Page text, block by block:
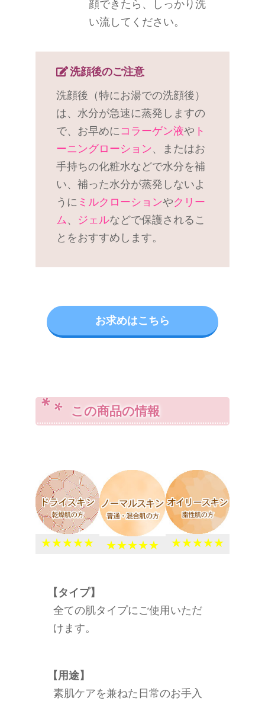
顔できたら、しっかり洗
い流してください。
洗顔後のご注意
洗顔後（特にお湯での洗顔後）
は、水分が急速に蒸発しますの
で、お早めに コラーゲン液や ト
ーニングローション、またはお
手持ちの化粧水などで水分を補
い、補った水分が蒸発しないよ
うに ミルクローションやクリー
ム 、 ジェルなどで保護されるこ
とをおすすめします。
お求めはこちら
この商品の情報
★★★★★ ★★★★★ ★★★★★
【タイプ】
全ての肌タイプにご使用いただ
けます。
【用途】
素肌ケアを兼ねた日常のお手入